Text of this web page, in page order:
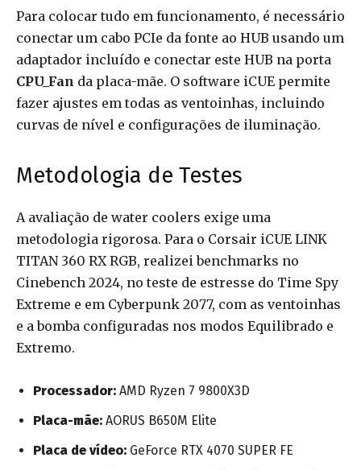
Para colocar tudo em funcionamento, é necessário
conectar um cabo PCIe da fonte ao HUB usando um
adaptador incluído e conectar este HUB na porta
CPU_Fan da placa-mãe. O software iCUE permite
fazer ajustes em todas as ventoinhas, incluindo
curvas de nível e configurações de iluminação.
Metodologia de Testes
A avaliação de water coolers exige uma
metodologia rigorosa. Para o Corsair iCUE LINK
TITAN 360 RX RGB, realizei benchmarks no
Cinebench 2024, no teste de estresse do Time Spy
Extreme e em Cyberpunk 2077, com as ventoinhas
e a bomba configuradas nos modos Equilibrado e
Extremo.
Processador: AMD Ryzen 7 9800X3D
Placa-mãe: AORUS B650M Elite
Placa de vídeo: GeForce RTX 4070 SUPER FE